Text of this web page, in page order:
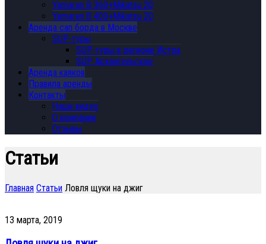
Yamaran B 360+Mikatsu 20
Yamaran B 400+Mikatsu 20
Аренда сап борда в Москве
SUP-туры
SUP-туры в регионе Истра
SUP Архангельское
Аренда каяков
Правила аренды
Контакты
Наши видео
О компании
Отзывы
Статьи
Главная Статьи Ловля щуки на джиг
13 марта, 2019